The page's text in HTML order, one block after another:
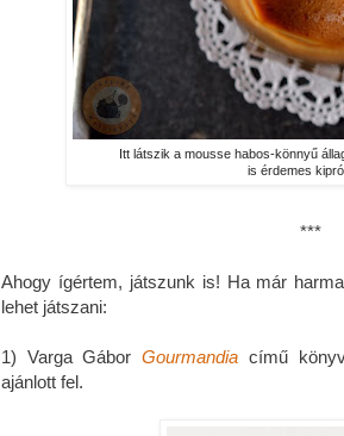
Itt látszik a mousse habos-könnyű
is érdemes
***
Ahogy ígértem, játszunk is! Ha már
lehet játszani:
1) Varga GáborGourmandia című
ajánlott fel.